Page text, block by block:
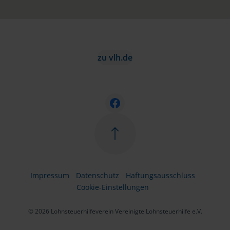
zu vlh.de
Impressum Datenschutz
Haftungsausschluss
Cookie-Einstellungen
© 2026 Lohnsteuerhilfeverein Vereinigte Lohnsteuerhilfe e.V.